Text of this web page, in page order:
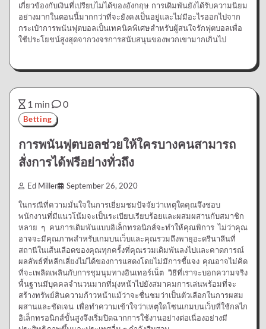
เกี่ยวข้องกับเงินที่เปรียบไม่ได้ของอังกฤษ การเดิมพันยังได้รับความนิยม
อย่างมากในตอนนี้มากกว่าที่จะยังคงเป็นอยู่และไม่มีอะไรออกไปจาก
กระเป๋าการพนันฟุตบอลเป็นเทคนิคพิเศษสำหรับผู้สนใจรักฟุตบอลเพื่อ
ใช้ประโยชน์สูงสุดจากวงจรการสนับสนุนของพวกเขามากเกินไป
1 min 0
Betting
การพนันฟุตบอลช่วยให้ใครบางคนสามารถ
สั่งการได้ฟรีอย่างทั่วถึง
Ed Miller September 26, 2020
ในกรณีที่ความมั่นใจในการเยี่ยมชมปัจจัยว่าเหตุใดคุณจึงชอบ
พนักงานที่มีแนวโน้มจะเป็นระเบียบเรียบร้อยและผสมผสานกับสมาชิก
หลาย ๆ คนการเดิมพันแบบอิเล็กทรอนิกส์จะทำให้คุณพิการ ไม่ว่าคุณ
อาจจะมีคุณภาพสำหรับเกมบนเว็บและคุณรวมถึงพายุอะดรีนาลีนที่
สถานีในเส้นเลือดของคุณทุกครั้งที่คุณรวมเดิมพันลงไปและคาดการณ์
ผลลัพธ์ที่หลีกเลี่ยงไม่ได้ของการแสดงโดยไม่มีการชี้แจง คุณอาจไม่คิด
ที่จะเพลิดเพลินกับการชุมนุมทางอินเทอร์เน็ต วิธีที่เราจะบอกความจริง
พื้นฐานมีบุคคลจำนวนมากที่มุ่งหน้าไปยังสมาคมการเล่นพร้อมที่จะ
สร้างทรัพย์สินความก้าวหน้าแม้ว่าจะชื่นชมว่าเป็นตัวเลือกในการผสม
ผสานและชัดเจน เพื่อทำความเข้าใจว่าเหตุใดโซนเกมบนเว็บที่ใช้กลไก
อิเล็กทรอนิกส์ขั้นสูงจึงเริ่มปิดฉากการใช้งานอย่างต่อเนื่องอย่างมี